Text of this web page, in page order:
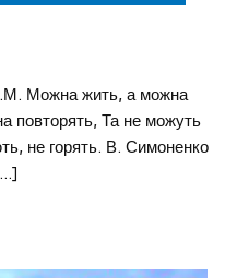
Можна жить, а можна
повторять, Та не можуть
не горять. В. Симоненко